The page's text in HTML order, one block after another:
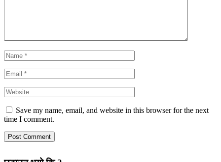
Save my name, email, and website in this browser for the next
time I comment.